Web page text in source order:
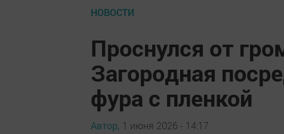
НОВОСТИ
Проснулся от
Загородная
фура с пленкой
Автор, 1 июня 2026 - 14:17